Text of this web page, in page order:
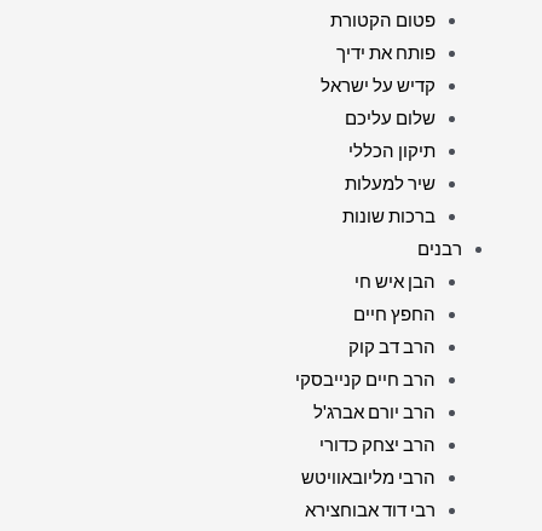
פטום הקטורת
פותח את ידיך
קדיש על ישראל
שלום עליכם
תיקון הכללי
שיר למעלות
ברכות שונות
רבנים
הבן איש חי
החפץ חיים
הרב דב קוק
הרב חיים קנייבסקי
הרב יורם אברג'ל
הרב יצחק כדורי
הרבי מליובאוויטש
רבי דוד אבוחצירא